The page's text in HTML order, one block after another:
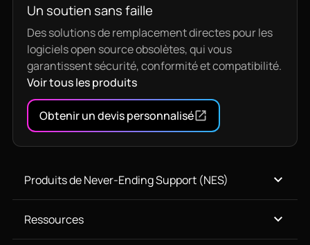
Un soutien sans faille
Des solutions de remplacement directes pour les
logiciels open source obsolètes, qui vous
garantissent sécurité, conformité et compatibilité.
Voir tous les produits
Obtenir un devis personnalisé
Produits de Never-Ending Support (NES)
Ressources